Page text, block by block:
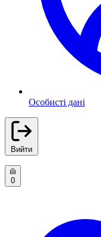
Особисті дані
Вийти
0